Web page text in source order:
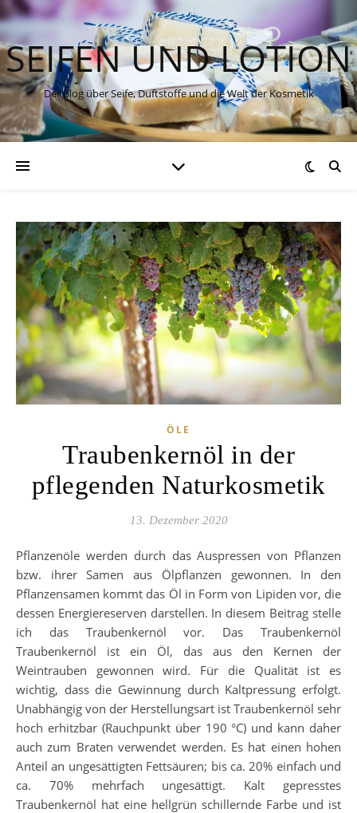
SEIFEN UND LOTION
Der Blog über Seife, Duftstoffe und die Welt der Kosmetik
ÖLE
Traubenkernöl in der
pflegenden Naturkosmetik
13. Dezember 2020
Pflanzenöle werden durch das Auspressen von Pflanzen
bzw. ihrer Samen aus Ölpflanzen gewonnen. In den
Pflanzensamen kommt das Öl in Form von Lipiden vor, die
dessen Energiereserven darstellen. In diesem Beitrag stelle
ich das Traubenkernöl vor. Das Traubenkernöl
Traubenkernöl ist ein Öl, das aus den Kernen der
Weintrauben gewonnen wird. Für die Qualität ist es
wichtig, dass die Gewinnung durch Kaltpressung erfolgt.
Unabhängig von der Herstellungsart ist Traubenkernöl sehr
hoch erhitzbar (Rauchpunkt über 190 °C) und kann daher
auch zum Braten verwendet werden. Es hat einen hohen
Anteil an ungesättigten Fettsäuren; bis ca. 20% einfach und
ca. 70% mehrfach ungesättigt. Kalt gepresstes
Traubenkernöl hat eine hellgrün schillernde Farbe und ist